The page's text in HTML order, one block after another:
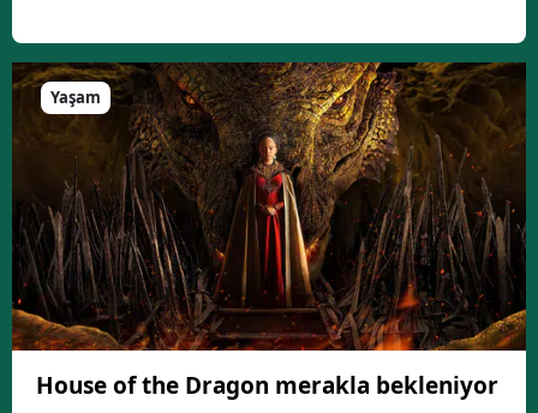
Yaşam
House of the Dragon merakla bekleniyor